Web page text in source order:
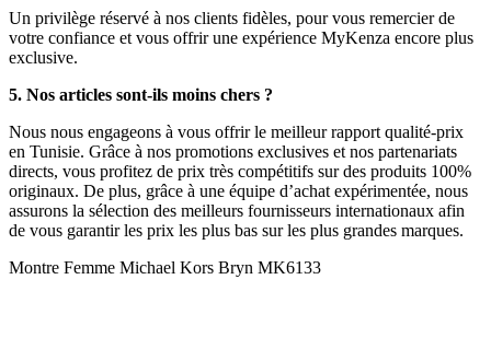
Un privilège réservé à nos clients fidèles, pour vous remercier de
votre confiance et vous offrir une expérience MyKenza encore plus
exclusive.
5. Nos articles sont-ils moins chers ?
Nous nous engageons à vous offrir le meilleur rapport qualité-prix
en Tunisie. Grâce à nos promotions exclusives et nos partenariats
directs, vous profitez de prix très compétitifs sur des produits 100%
originaux. De plus, grâce à une équipe d’achat expérimentée, nous
assurons la sélection des meilleurs fournisseurs internationaux afin
de vous garantir les prix les plus bas sur les plus grandes marques.
Montre Femme Michael Kors Bryn MK6133